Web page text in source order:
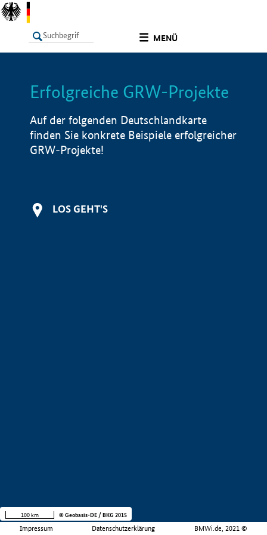
MENÜ
LISTE Info
Erfolgreiche GRW-Projekte
Auf der folgenden Deutschlandkarte
finden Sie konkrete Beispiele erfolgreicher
GRW-Projekte!
LOS GEHT'S
Impressum Datenschutzerklärung BMWi.de, 2021 ©
100 km © Geobasis-DE / BKG 2015